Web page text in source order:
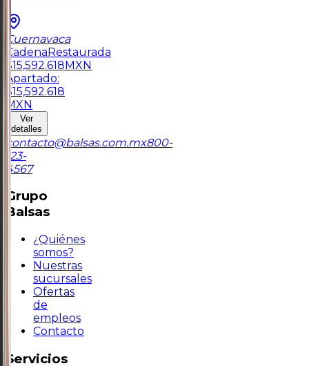
Cuernavaca
CadenaRestaurada
$15,592.618MXN
Apartado:
$15,592.618
MXN
Ver
detalles
contacto@balsas.com.mx800-
123-
4567
Grupo
Balsas
¿Quiénes
somos?
Nuestras
sucursales
Ofertas
de
empleos
Contacto
Servicios